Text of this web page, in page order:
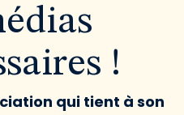
!
qui tient à son